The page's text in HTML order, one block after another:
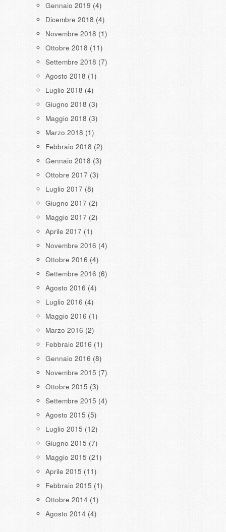
Gennaio 2019 (4)
Dicembre 2018 (4)
Novembre 2018 (1)
Ottobre 2018 (11)
Settembre 2018 (7)
Agosto 2018 (1)
Luglio 2018 (4)
Giugno 2018 (3)
Maggio 2018 (3)
Marzo 2018 (1)
Febbraio 2018 (2)
Gennaio 2018 (3)
Ottobre 2017 (3)
Luglio 2017 (8)
Giugno 2017 (2)
Maggio 2017 (2)
Aprile 2017 (1)
Novembre 2016 (4)
Ottobre 2016 (4)
Settembre 2016 (6)
Agosto 2016 (4)
Luglio 2016 (4)
Maggio 2016 (1)
Marzo 2016 (2)
Febbraio 2016 (1)
Gennaio 2016 (8)
Novembre 2015 (7)
Ottobre 2015 (3)
Settembre 2015 (4)
Agosto 2015 (5)
Luglio 2015 (12)
Giugno 2015 (7)
Maggio 2015 (21)
Aprile 2015 (11)
Febbraio 2015 (1)
Ottobre 2014 (1)
Agosto 2014 (4)